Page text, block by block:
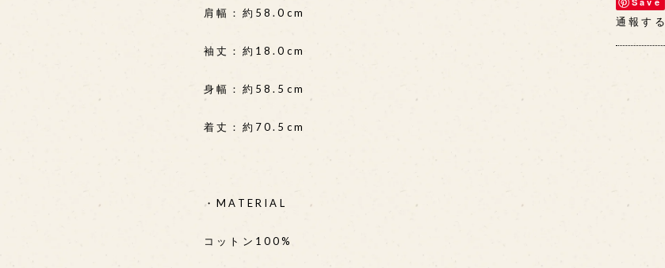
肩幅：約58.0cm
袖丈：約18.0cm
身幅：約58.5cm
着丈：約70.5cm
・MATERIAL
コットン100%
通報する